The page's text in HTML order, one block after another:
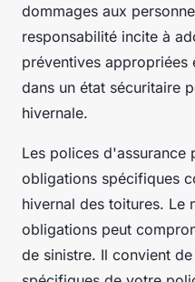
dommages aux
responsabilité incite à
préventives appropriées
dans un état sécuritaire
hivernale.
Les polices d'assurance
obligations spécifiques
hivernal des toitures. Le
obligations peut
de sinistre. Il convient